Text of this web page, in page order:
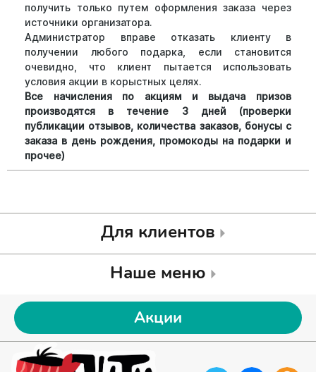
получить только путем оформления заказа через
источники организатора.
Администратор вправе отказать клиенту в
получении любого подарка, если становится
очевидно, что клиент пытается использовать
условия акции в корыстных целях.
Все начисления по акциям и выдача призов
производятся в течение 3 дней (проверки
публикации отзывов, количества заказов, бонусы с
заказа в день рождения, промокоды на подарки и
прочее)
Для клиентов
Наше меню
Акции